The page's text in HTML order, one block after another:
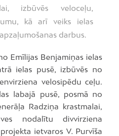
izbūvēs veloceļu,
kā arī veiks ielas
darbus.
Emīlijas Benjamiņas ielas
ielas pusē, izbūvēs no
velosipēdu ceļu.
labajā pusē, posmā no
Radziņa krastmalai,
nodalītu divvirziena
ietvaros V. Purvīša